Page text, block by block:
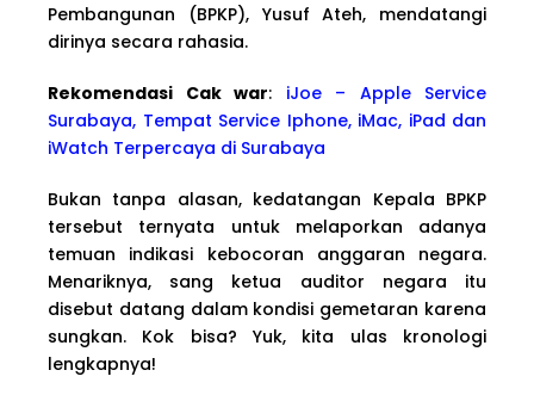
Pembangunan (BPKP), Yusuf Ateh, mendatangi
dirinya secara rahasia.
Rekomendasi Cak war: iJoe – Apple Service
Surabaya, Tempat Service Iphone, iMac, iPad dan
iWatch Terpercaya di Surabaya
Bukan tanpa alasan, kedatangan Kepala BPKP
tersebut ternyata untuk melaporkan adanya
temuan indikasi kebocoran anggaran negara.
Menariknya, sang ketua auditor negara itu
disebut datang dalam kondisi gemetaran karena
sungkan. Kok bisa? Yuk, kita ulas kronologi
lengkapnya!